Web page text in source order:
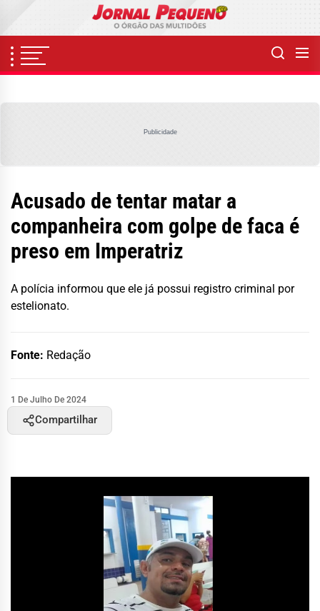
content
Publicidade
Acusado de tentar matar a
companheira com golpe de faca é
preso em Imperatriz
A polícia informou que ele já possui registro criminal por
estelionato.
Fonte: Redação
1 De Julho De 2024
Compartilhar